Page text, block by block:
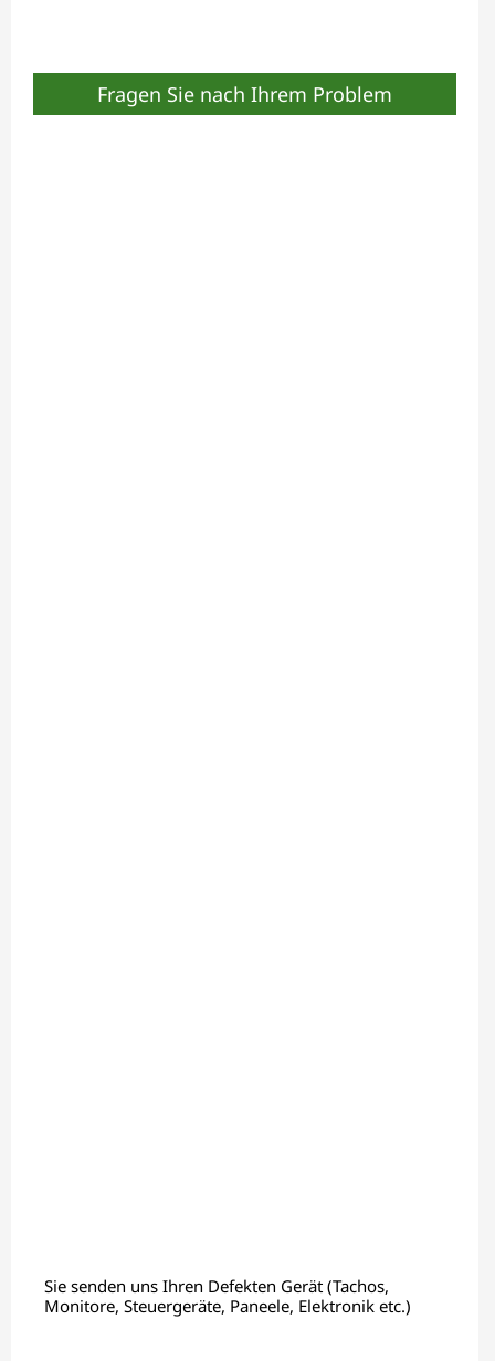
Fragen Sie nach Ihrem Problem
Sie senden uns Ihren Defekten Gerät (Tachos,
Monitore, Steuergeräte, Paneele, Elektronik etc.)